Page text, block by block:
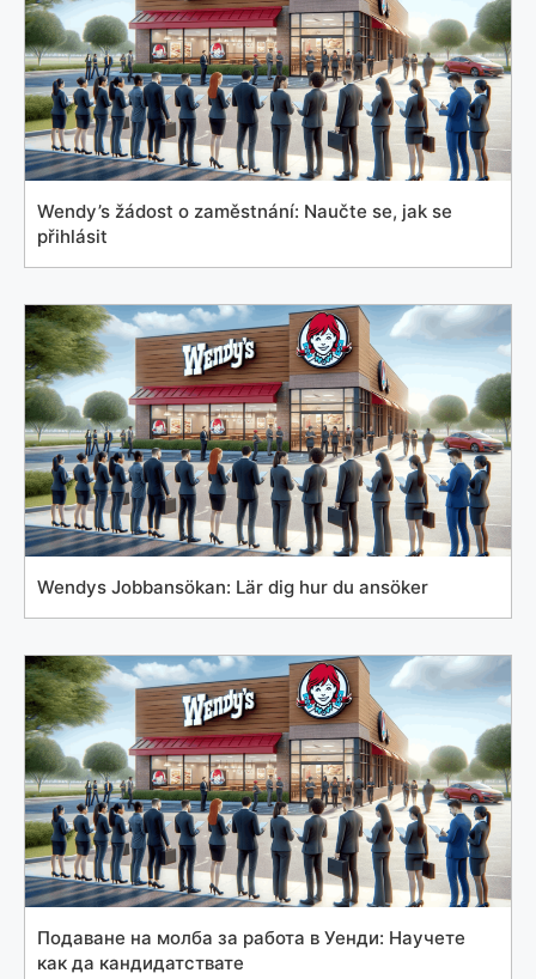
Wendy’s žádost o zaměstnání: Naučte se, jak se
přihlásit
Wendys Jobbansökan: Lär dig hur du ansöker
Подаване на молба за работа в Уенди: Научете
как да кандидатствате